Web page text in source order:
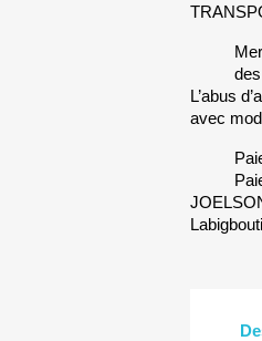
L’abus
avec